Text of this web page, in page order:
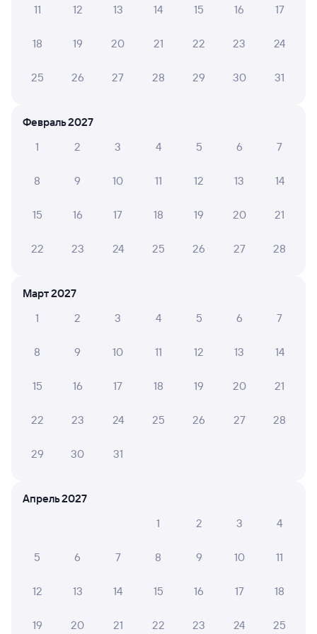
Железнодорожные билеты Пушкино
Мы используем cookies для более удобной работы
11 12 13 14 15 16 17
18 19 20 21 22 23 24
25 26 27 28 29 30 31
Февраль 2027
1
2 3 4 5 6 7
8 9 10 11 12 13 14
15 16 17 18 19 20 21
22 23 24 25 26 27 28
Март 2027
1
2 3 4 5 6 7
8 9 10 11 12 13 14
15 16 17 18 19 20 21
22 23 24 25 26 27 28
29 30 31
Апрель 2027
1
2 3 4
5 6 7 8 9 10 11
12 13 14 15 16 17 18
19 20 21 22 23 24 25